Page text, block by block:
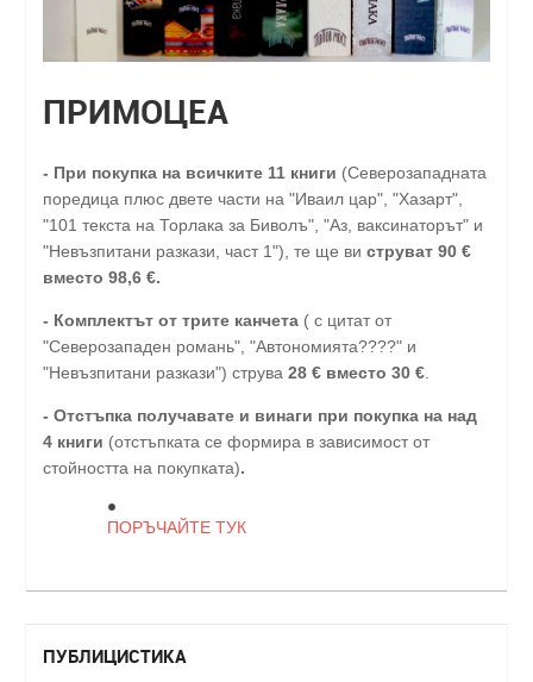
ПРИМОЦЕА
- При покупка на всичките 11 книги (Северозападната
поредица плюс двете части на "Иваил цар", "Хазарт",
"101 текста на Торлака за Биволъ", "Аз, ваксинаторът" и
"Невъзпитани разкази, част 1"), те ще ви струват 90 €
вместо 98,6 €.
- Комплектът от трите канчета ( с цитат от
"Северозападен романь", "Автономията????" и
"Невъзпитани разкази") струва 28 € вместо 30 €
- Отстъпка получавате и винаги при покупка на над
4 книги (отстъпката се формира в зависимост от
стойността на покупката).
ПОРЪЧАЙТЕ ТУК
ПУБЛИЦИСТИКА